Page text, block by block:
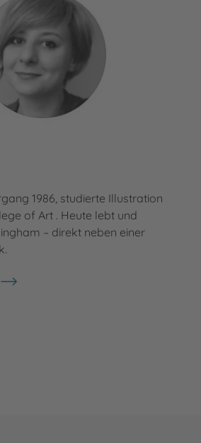
1986, studierte Illustration
of Art . Heute lebt und
– direkt neben einer